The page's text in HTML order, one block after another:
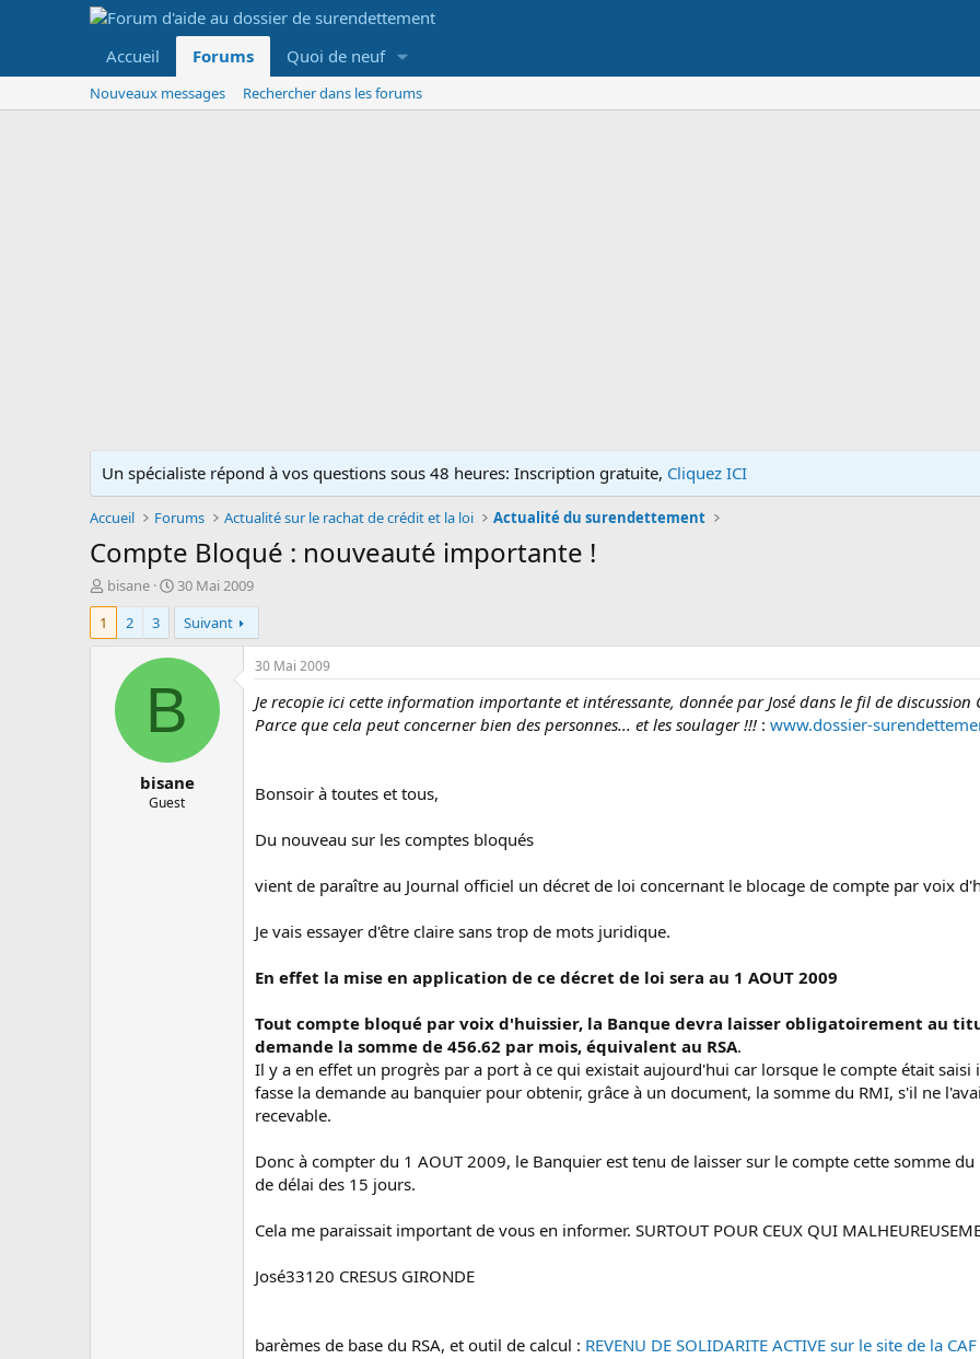
Accueil Forums Quoi de neuf
Nouveaux messages Rechercher dans les forums
Un spécialiste répond à vos questions sous 48 heures: Inscription gratuite, Cliquez ICI
Accueil Forums Actualité sur le rachat de crédit et la loi Actualité du surendettement
Compte Bloqué : nouveauté importante !
A
u
e
bisane
D
a
e
d
d
é
u
t
30 Mai 2009
1
2 3 Suivant
B
bisane
Guest
30 Mai 2009
Je recopie ici cette information importante et intéressante, donnée par José dans le fil de discussion
Parce que cela peut concerner bien des personnes... et les soulager !!! : www.dossier-
Bonsoir à toutes et tous,
Du nouveau sur les comptes bloqués
vient de paraître au Journal officiel un décret de loi concernant le blocage de compte par voix
Je vais essayer d'être claire sans trop de mots juridique.
En effet la mise en application de ce décret de loi sera au 1 AOUT 2009
Tout compte bloqué par voix d'huissier, la Banque devra laisser obligatoirement au
demande la somme de 456.62 par mois, équivalent au RSA.
Il y a en effet un progrès par a port à ce qui existait aujourd'hui car lorsque le compte était
fasse la demande au banquier pour obtenir, grâce à un document, la somme du RMI, s'il ne
recevable.
Donc à compter du 1 AOUT 2009, le Banquier est tenu de laisser sur le compte cette somme
de délai des 15 jours.
Cela me paraissait important de vous en informer. SURTOUT POUR CEUX QUI
José33120 CRESUS GIRONDE
barèmes de base du RSA, et outil de calcul : REVENU DE SOLIDARITE ACTIVE sur le site de la CAF